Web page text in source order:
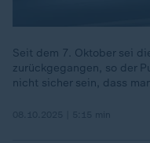
Seit dem 7. Oktober sei
zurückgegangen, so der
nicht sicher sein, dass